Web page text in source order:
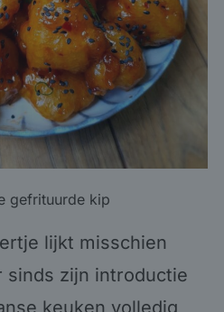
gefrituurde kip
lijkt misschien
sinds zijn introductie
keuken volledig